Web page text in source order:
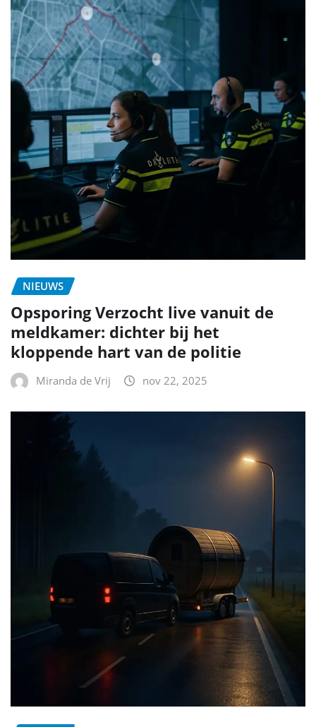
NIEUWS
Opsporing Verzocht live vanuit de
meldkamer: dichter bij het
kloppende hart van de politie
Miranda de Vrij nov 22, 2025